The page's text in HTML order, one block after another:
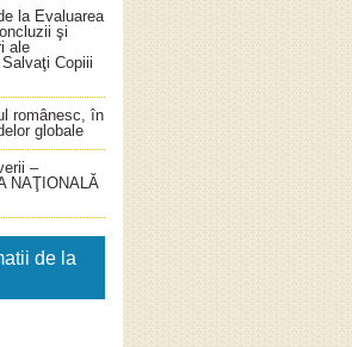
la Evaluarea
şi
ale
Copiii
românesc, în
globale
–
NAŢIONALĂ
de la